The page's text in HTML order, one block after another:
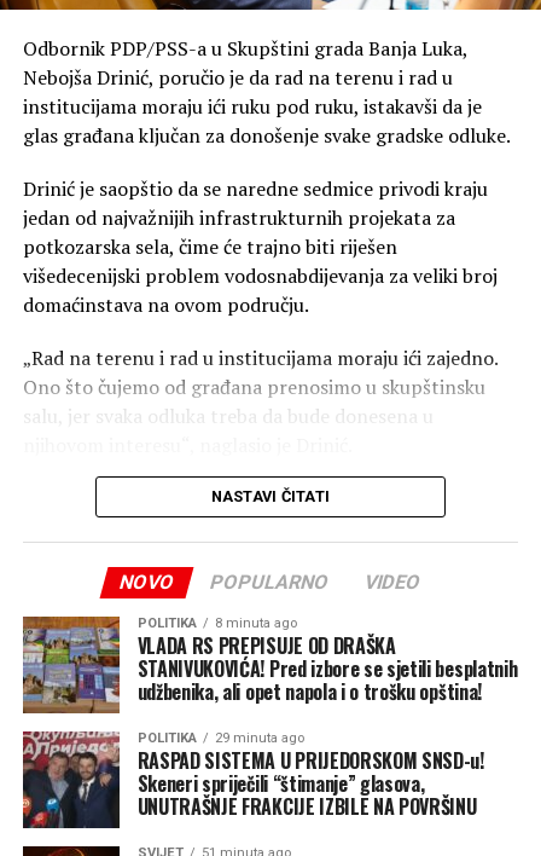
10.000 kuća, dok bi prva dodjela besplatnih placeva
trebalo da počne početkom septembra.
Najavljeni projekti i mjere obuhvataju vodovodnu i
saobraćajnu infrastrukturu, uređenje centra, javni
budu saopšteni precizni rokovi, izvođači i ukupni
troškovi.
(BN)
Odbornik PDP/PSS-a u Skupštini grada Banja Luka,
Nebojša Drinić, poručio je da rad na terenu i rad u
institucijama moraju ići ruku pod ruku, istakavši da je
glas građana ključan za donošenje svake gradske odluke.
Drinić je saopštio da se naredne sedmice privodi kraju
jedan od najvažnijih infrastrukturnih projekata za
potkozarska sela, čime će trajno biti riješen
višedecenijski problem vodosnabdijevanja za veliki broj
domaćinstava na ovom području.
„Rad na terenu i rad u institucijama moraju ići zajedno.
Ono što čujemo od građana prenosimo u skupštinsku
salu, jer svaka odluka treba da bude donesena u
Trajno rješenje za vodosnabdijevanje
početka odborničkog mandata.
„Naredne sedmice privodimo kraju jedan od
najznačajnijih projekata za potkozarska sela – Tunjice 1 i
2, na čijoj sam realizaciji insistirao od prvog dana svog
odborničkog mandata. Tim projektom trajno rješavamo
pitanje vodosnabdijevanja za veliki broj domaćinstava“,
poručio je Drinić.
Nastavak rada na terenu za bolju Banjaluku
NASTAVI ČITATI
NOVO POPULARNO VIDEO
POLITIKA 8 minuta ago
VLADA RS PREPISUJE OD DRAŠKA
STANIVUKOVIĆA! Pred izbore se sjetili besplatnih
udžbenika, ali opet napola i o trošku opština!
POLITIKA 29 minuta ago
RASPAD SISTEMA U PRIJEDORSKOM SNSD-u!
Skeneri spriječili “štimanje” glasova,
UNUTRAŠNJE FRAKCIJE IZBILE NA POVRŠINU
SVIJET 51 minuta ago